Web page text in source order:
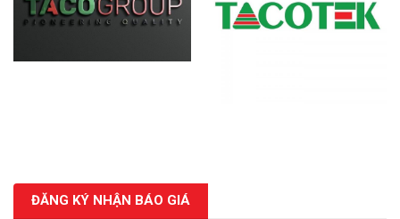
ĐĂNG KÝ NHẬN BÁO GIÁ